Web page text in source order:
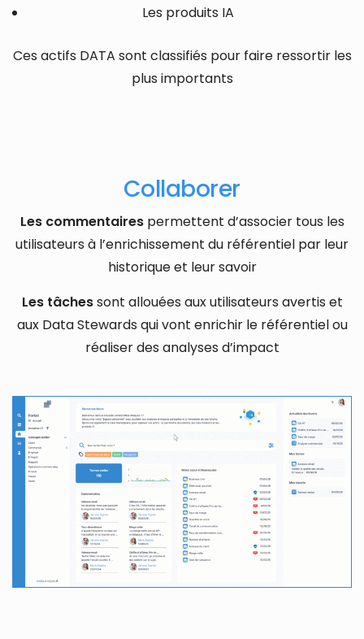
Les produits IA
Ces actifs DATA sont classifiés pour faire ressortir les
plus importants
Collaborer
Les commentairespermettent d’associer tous les
utilisateurs à l’enrichissement du référentiel par leur
historique et leur savoir
Les tâchessont allouées aux utilisateurs avertis et
aux Data Stewards qui vont enrichir le référentiel ou
réaliser des analyses d’impact